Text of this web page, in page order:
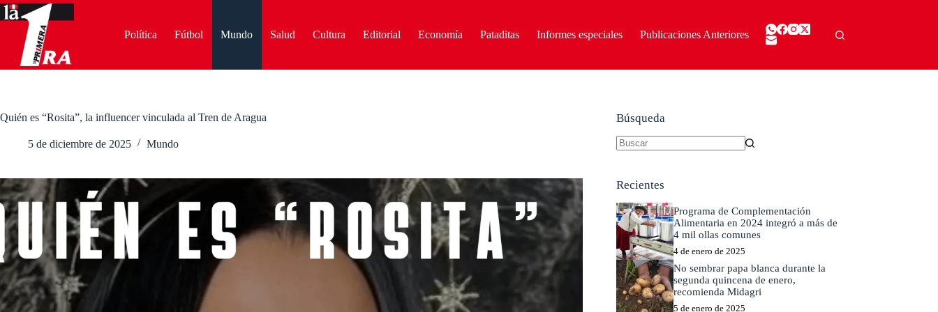
Saltar
al
contenido
Política Fútbol Mundo Salud Cultura Editorial Economía Pataditas Informes especiales Publicaciones Anteriores
Quién es “Rosita”, la influencer vinculada al Tren de Aragua
5 de diciembre de 2025 Mundo
Búsqueda
Recientes
Programa de Complementación
Alimentaria en 2024 integró a más de
4 mil ollas comunes
4 de enero de 2025
No sembrar papa blanca durante la
segunda quincena de enero,
recomienda Midagri
5 de enero de 2025